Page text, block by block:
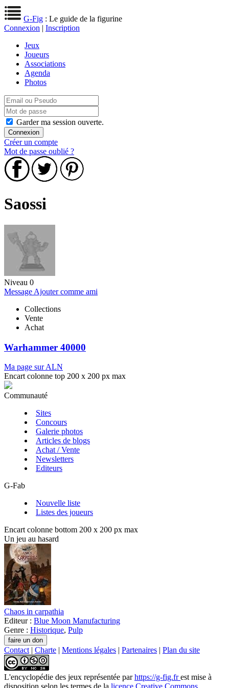
G-Fig : Le guide de la figurine
Connexion | Inscription
Jeux
Joueurs
Associations
Agenda
Photos
Garder ma session ouverte.
Créer un compte
Mot de passe oublié ?
Saossi
Niveau 0
Message Ajouter comme ami
Collections
Vente
Achat
Warhammer 40000
Ma page sur ALN
Encart colonne top 200 x 200 px max
Communauté
Sites
Concours
Galerie photos
Articles de blogs
Achat / Vente
Newsletters
Editeurs
G-Fab
Nouvelle liste
Listes des joueurs
Encart colonne bottom 200 x 200 px max
Un jeu au hasard
Chaos in carpathia
Editeur : Blue Moon Manufacturing
Genre : Historique, Pulp
Contact | Charte | Mentions légales | Partenaires | Plan du site
L'encyclopédie des jeux représentée parhttps://g-fig.frest mise à